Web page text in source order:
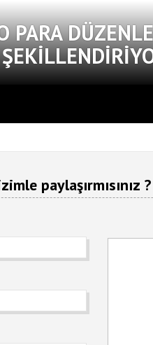
PARA
paylaşırmısınız ?